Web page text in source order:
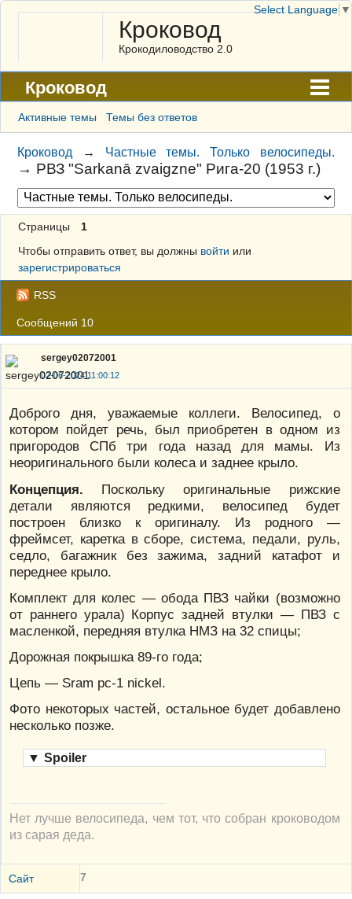
Кроковод
Крокодиловодство 2.0
Кроковод
Форум
Архив
ГАЛЕРЕЯ
Правила
Поиск
Регистрация
Вход
Активные темы Темы без ответов
Кроковод → Частные темы. Только велосипеды.
→ РВЗ "Sarkanā zvaigzne" Рига-20 (1953 г.)
Страницы
1
Чтобы отправить ответ, вы должны войти или
зарегистрироваться
RSS
Сообщений 10
sergey02072001
02-06-2024 11:00:12
Доброго дня, уважаемые коллеги. Велосипед, о
котором пойдет речь, был приобретен в одном из
пригородов СПб три года назад для мамы. Из
неоригинального были колеса и заднее крыло.
Концепция. Поскольку оригинальные рижские
детали являются редкими, велосипед будет
построен близко к оригиналу. Из родного —
фреймсет, каретка в сборе, система, педали, руль,
седло, багажник без зажима, задний катафот и
переднее крыло.
Комплект для колес — обода ПВЗ чайки (возможно
от раннего урала) Корпус задней втулки — ПВЗ с
масленкой, передняя втулка НМЗ на 32 спицы;
Дорожная покрышка 89-го года;
Цепь — Sram pc-1 nickel.
Фото некоторых частей, остальное будет добавлено
несколько позже.
▼ Spoiler
Нет лучше велосипеда, чем тот, что собран кроководом
из сарая деда.
Сайт 7
Select Language ▼